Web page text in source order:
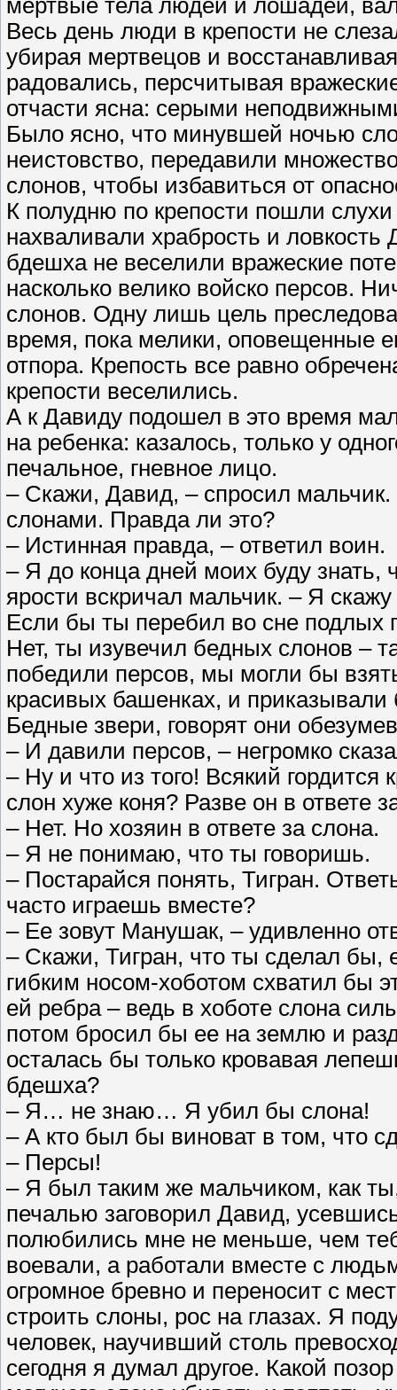
мертвые тела людей и лошадей,
Весь день люди в крепости не
убирая мертвецов и
радовались, персчитывая
отчасти ясна: серыми
Было ясно, что минувшей ночью
неистовство, передавили
слонов, чтобы избавиться от
К полудню по крепости пошли
нахваливали храбрость и
бдешха не веселили вражеские
насколько велико войско персов.
слонов. Одну лишь цель
время, пока мелики, оповещенные
отпора. Крепость все равно
крепости веселились.
А к Давиду подошел в это время
на ребенка: казалось, только у
печальное, гневное лицо.
– Скажи, Давид, – спросил мальчик.
слонами. Правда ли это?
– Истинная правда, – ответил воин.
– Я до конца дней моих буду знать,
ярости вскричал мальчик. – Я
Если бы ты перебил во сне подлых
Нет, ты изувечил бедных слонов –
победили персов, мы могли бы
красивых башенках, и
Бедные звери, говорят они
– И давили персов, – негромко
– Ну и что из того! Всякий
слон хуже коня? Разве он в ответе
– Нет. Но хозяин в ответе за слона.
– Я не понимаю, что ты говоришь.
– Постарайся понять, Тигран.
часто играешь вместе?
– Ее зовут Манушак, – удивленно
– Скажи, Тигран, что ты сделал
гибким носом-хоботом схватил бы
ей ребра – ведь в хоботе слона
потом бросил бы ее на землю и
осталась бы только кровавая
бдешха?
– Я… не знаю… Я убил бы слона!
– А кто был бы виноват в том, что
– Персы!
– Я был таким же мальчиком, как
печалью заговорил Давид,
полюбились мне не меньше, чем
воевали, а работали вместе с
огромное бревно и переносит с
строить слоны, рос на глазах. Я
человек, научивший столь
сегодня я думал другое. Какой